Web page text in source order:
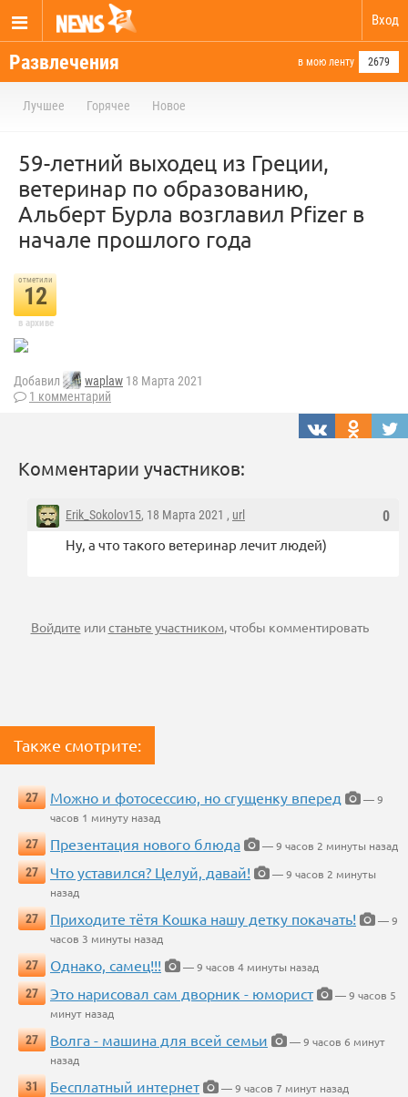
Вход
Развлечения в мою ленту 2679
Лучшее Горячее Новое
59-летний выходец из Греции,
ветеринар по образованию,
Альберт Бурла возглавил Pfizer в
начале прошлого года
отметили
12
в архиве
Добавил waplaw 18 Марта 2021
1 комментарий
Комментарии участников:
0
Erik_Sokolov15, 18 Марта 2021 , url
Ну, а что такого ветеринар лечит людей)
Войдите илистаньте участником, чтобы комментировать
Также смотрите:
27 Можно и фотосессию, но сгущенку вперед
— 9
часов 1 минуту назад
27
Презентация нового блюда
— 9 часов 2 минуты назад
27
Что уставился? Целуй, давай!
— 9 часов 2 минуты
назад
27
Приходите тётя Кошка нашу детку покачать!
— 9
часов 3 минуты назад
27
Однако, самец!!!
— 9 часов 4 минуты назад
27
Это нарисовал сам дворник - юморист
— 9 часов 5
минут назад
27
Волга - машина для всей семьи
— 9 часов 6 минут
назад
31
Бесплатный интернет
— 9 часов 7 минут назад